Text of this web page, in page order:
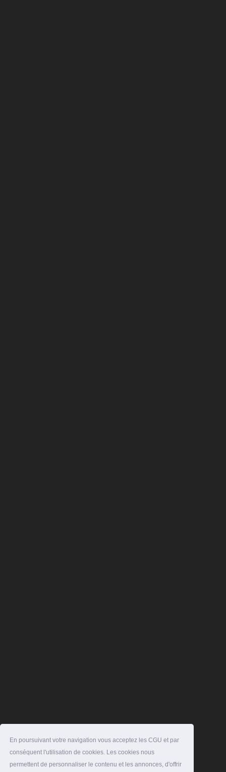
En poursuivant votre navigation vous acceptez les CGU et par
conséquent l'utilisation de cookies. Les cookies nous
permettent de personnaliser le contenu et les annonces, d'offrir